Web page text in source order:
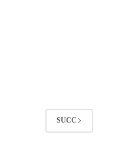
SUCC